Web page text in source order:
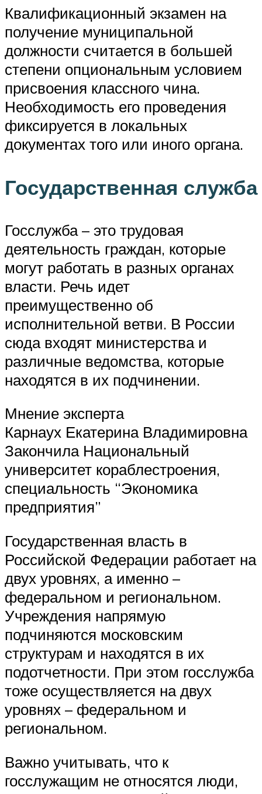
Квалификационный экзамен на
получение муниципальной
должности считается в большей
степени опциональным условием
присвоения классного чина.
Необходимость его проведения
фиксируется в локальных
документах того или иного органа.
Государственная служба
Госслужба – это трудовая
деятельность граждан, которые
могут работать в разных органах
власти. Речь идет
преимущественно об
исполнительной ветви. В России
сюда входят министерства и
различные ведомства, которые
находятся в их подчинении.
Мнение эксперта
Карнаух Екатерина Владимировна
Закончила Национальный
университет кораблестроения,
специальность “Экономика
предприятия”
Государственная власть в
Российской Федерации работает на
двух уровнях, а именно –
федеральном и региональном.
Учреждения напрямую
подчиняются московским
структурам и находятся в их
подотчетности. При этом госслужба
тоже осуществляется на двух
уровнях – федеральном и
региональном.
Важно учитывать, что к
госслужащим не относятся люди,